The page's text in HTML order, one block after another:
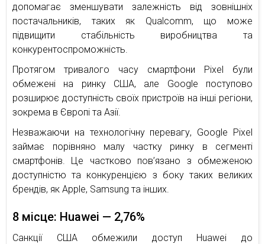
допомагає зменшувати залежність від зовнішніх
постачальників, таких як Qualcomm, що може
підвищити стабільність виробництва та
конкурентоспроможність.
Протягом тривалого часу смартфони Pixel були
обмежені на ринку США, але Google поступово
розширює доступність своїх пристроїв на інші регіони,
зокрема в Європі та Азії.
Незважаючи на технологічну перевагу, Google Pixel
займає порівняно малу частку ринку в сегменті
смартфонів. Це частково пов’язано з обмеженою
доступністю та конкуренцією з боку таких великих
брендів, як Apple, Samsung та інших.
8 місце: Huawei — 2,76%
Санкції США обмежили доступ Huawei до